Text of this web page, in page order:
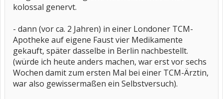
kolossal genervt.
- dann (vor ca. 2 Jahren) in einer Londoner TCM-
Apotheke auf eigene Faust vier Medikamente
gekauft, später dasselbe in Berlin nachbestellt.
(würde ich heute anders machen, war erst vor sechs
Wochen damit zum ersten Mal bei einer TCM-Ärztin,
war also gewissermaßen ein Selbstversuch).